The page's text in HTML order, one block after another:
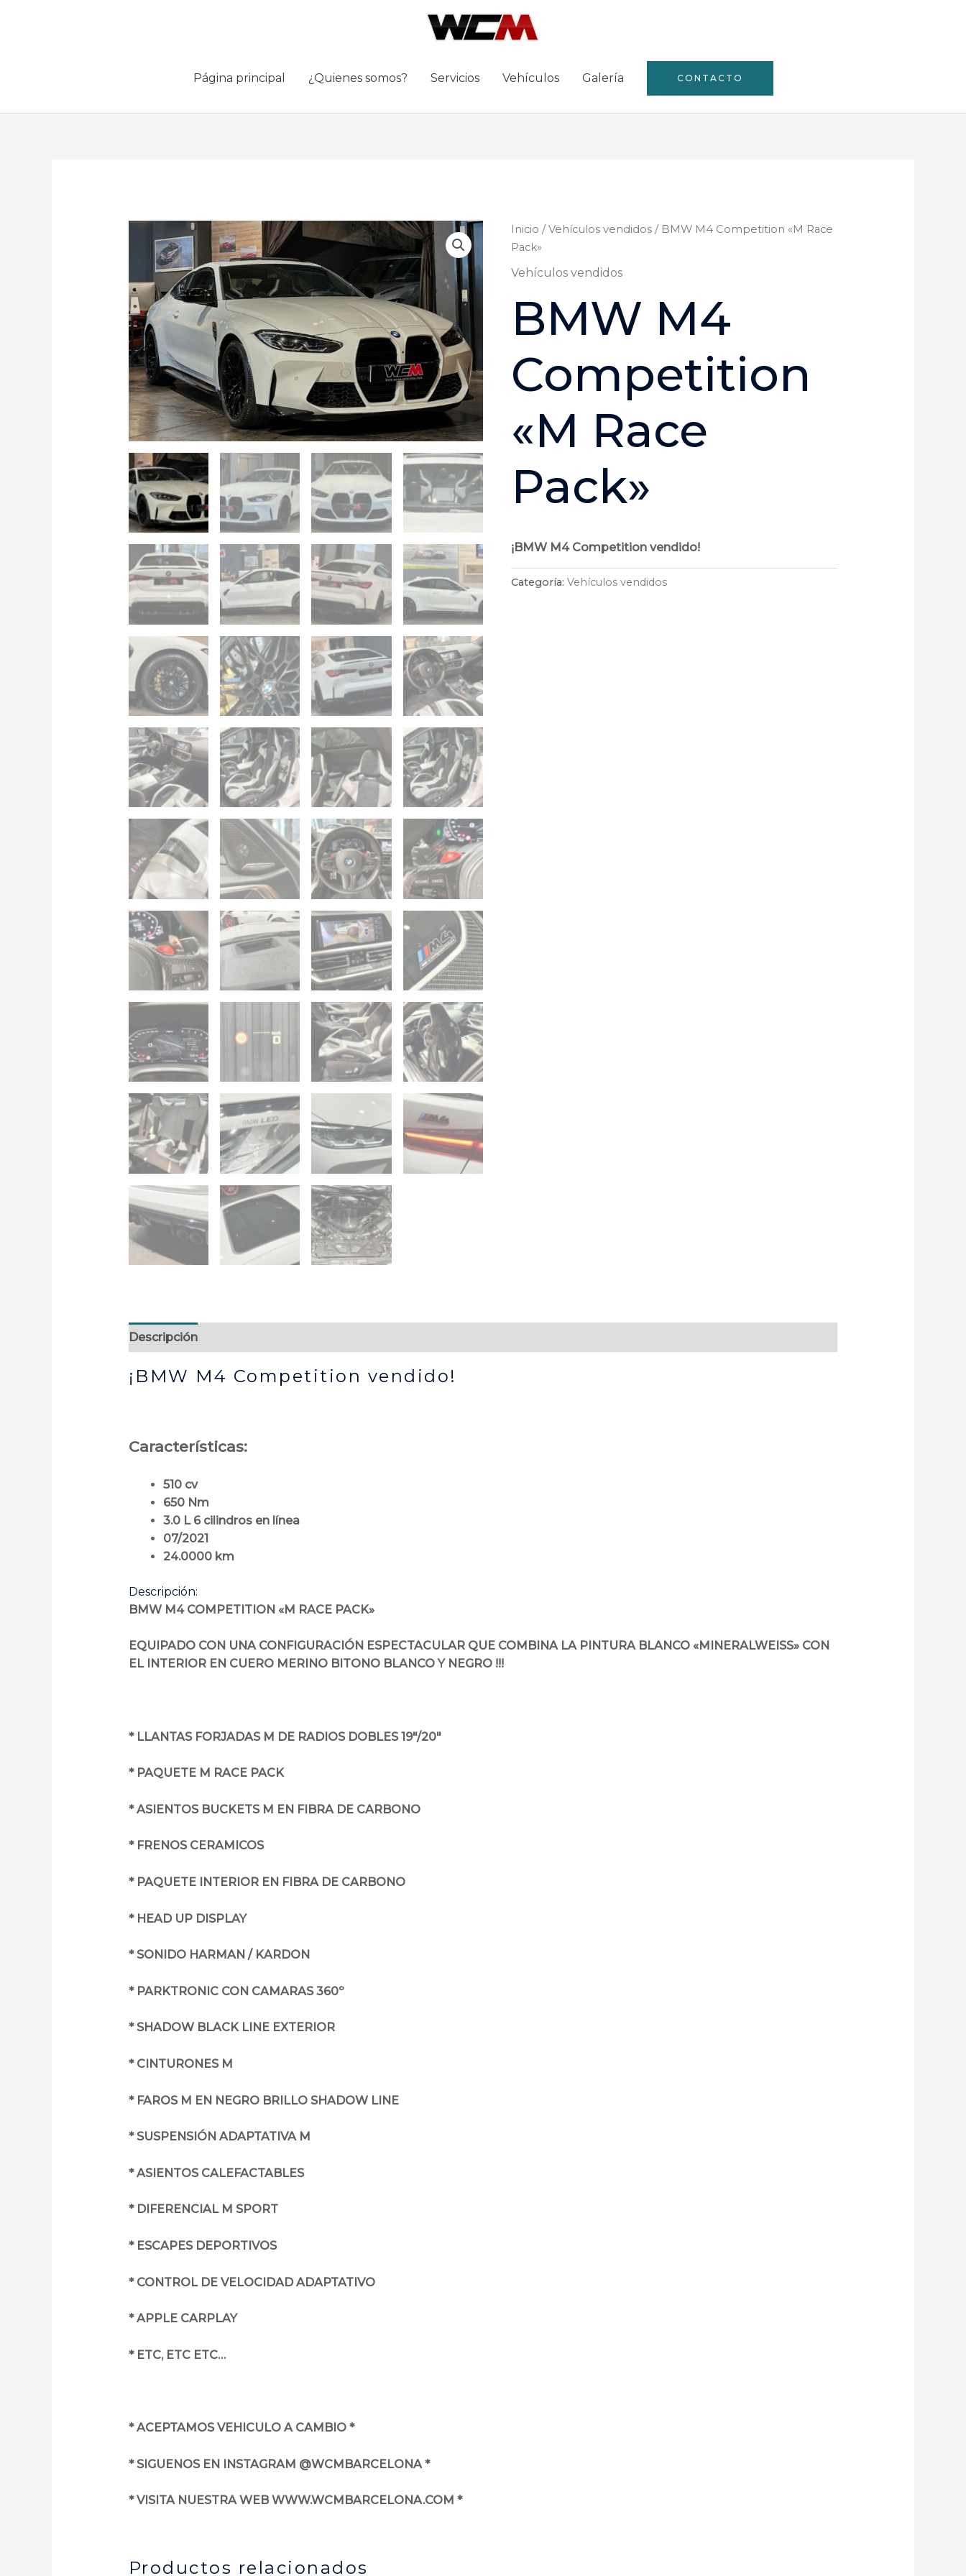
Página principal ¿Quienes somos? Servicios Vehículos Galería CONTACTO
Inicio /Vehículos vendidos / BMW M4 Competition «M Race
Pack»
Vehículos vendidos
BMW M4
Competition
«M Race
Pack»
¡BMW M4 Competition vendido!
Categoría:Vehículos vendidos
Descripción
¡BMW M4 Competition vendido!
Características:
510 cv
650 Nm
3.0 L 6 cilindros en línea
07/2021
24.0000 km
Descripción:
BMW M4 COMPETITION «M RACE PACK»
EQUIPADO CON UNA CONFIGURACIÓN ESPECTACULAR QUE COMBINA LA PINTURA BLANCO «MINERALWEISS» CON
EL INTERIOR EN CUERO MERINO BITONO BLANCO Y NEGRO !!!
* LLANTAS FORJADAS M DE RADIOS DOBLES 19″/20″
* PAQUETE M RACE PACK
* ASIENTOS BUCKETS M EN FIBRA DE CARBONO
* FRENOS CERAMICOS
* PAQUETE INTERIOR EN FIBRA DE CARBONO
* HEAD UP DISPLAY
* SONIDO HARMAN / KARDON
* PARKTRONIC CON CAMARAS 360º
* SHADOW BLACK LINE EXTERIOR
* CINTURONES M
* FAROS M EN NEGRO BRILLO SHADOW LINE
* SUSPENSIÓN ADAPTATIVA M
* ASIENTOS CALEFACTABLES
* DIFERENCIAL M SPORT
* ESCAPES DEPORTIVOS
* CONTROL DE VELOCIDAD ADAPTATIVO
* APPLE CARPLAY
* ETC, ETC ETC…
* ACEPTAMOS VEHICULO A CAMBIO *
* SIGUENOS EN INSTAGRAM @WCMBARCELONA *
* VISITA NUESTRA WEB WWW.WCMBARCELONA.COM *
Productos relacionados